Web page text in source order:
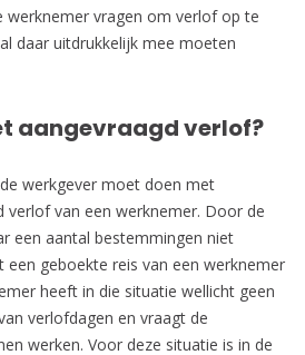
werknemer vragen om verlof op te
daar uitdrukkelijk mee moeten
aangevraagd verlof?
werkgever moet doen met
verlof van een werknemer. Door de
een aantal bestemmingen niet
een geboekte reis van een werknemer
heeft in die situatie wellicht geen
verlofdagen en vraagt de
werken. Voor deze situatie is in de